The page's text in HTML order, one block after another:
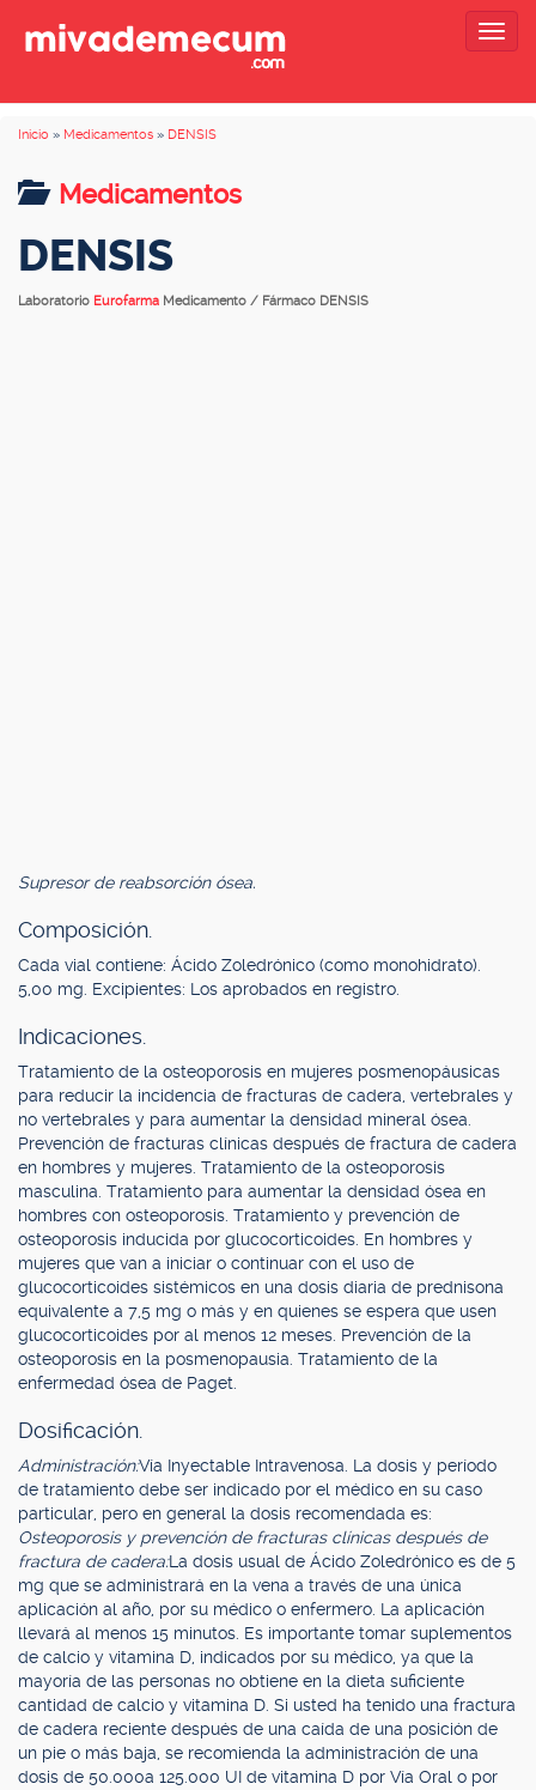
Inicio » Medicamentos » DENSIS
Medicamentos
DENSIS
Laboratorio Eurofarma Medicamento / Fármaco DENSIS
Supresor de reabsorción ósea.
Composición.
Cada vial contiene: Ácido Zoledrónico (como monohidrato).
5,00 mg. Excipientes: Los aprobados en registro.
Indicaciones.
Tratamiento de la osteoporosis en mujeres posmenopáusicas
para reducir la incidencia de fracturas de cadera, vertebrales y
no vertebrales y para aumentar la densidad mineral ósea.
Prevención de fracturas clínicas después de fractura de cadera
en hombres y mujeres. Tratamiento de la osteoporosis
masculina. Tratamiento para aumentar la densidad ósea en
hombres con osteoporosis. Tratamiento y prevención de
osteoporosis inducida por glucocorticoides. En hombres y
mujeres que van a iniciar o continuar con el uso de
glucocorticoides sistémicos en una dosis diaria de prednisona
equivalente a 7,5 mg o más y en quienes se espera que usen
glucocorticoides por al menos 12 meses. Prevención de la
osteoporosis en la posmenopausia. Tratamiento de la
enfermedad ósea de Paget.
Dosificación.
Administración:Vía Inyectable Intravenosa. La dosis y período
de tratamiento debe ser indicado por el médico en su caso
particular, pero en general la dosis recomendada es:
Osteoporosis y prevención de fracturas clínicas después de
fractura de cadera:La dosis usual de Ácido Zoledrónico es de 5
mg que se administrará en la vena a través de una única
aplicación al año, por su médico o enfermero. La aplicación
llevará al menos 15 minutos. Es importante tomar suplementos
de calcio y vitamina D, indicados por su médico, ya que la
mayoría de las personas no obtiene en la dieta suficiente
cantidad de calcio y vitamina D. Si usted ha tenido una fractura
de cadera reciente después de una caída de una posición de
un pie o más baja, se recomienda la administración de una
dosis de 50.000a 125.000 UI de vitamina D por Vía Oral o por